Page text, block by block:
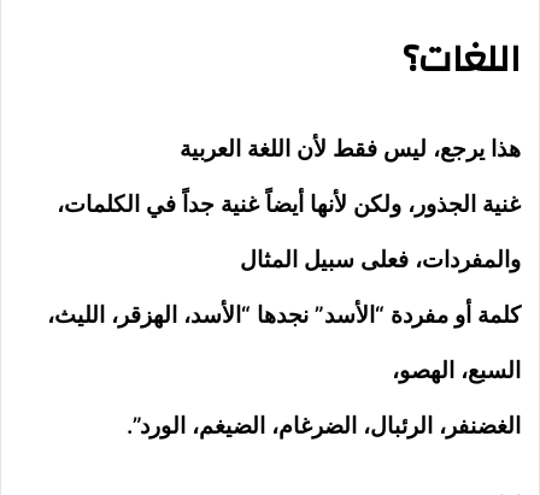
اللغات؟
هذا يرجع، ليس فقط لأن اللغة العربية
غنية الجذور، ولكن لأنها أيضاً غنية جداً في الكلمات،
والمفردات، فعلى سبيل المثال
كلمة أو مفردة “الأسد” نجدها “الأسد، الهزقر، الليث،
السبع، الهصو،
الغضنفر، الرئبال، الضرغام، الضيغم، الورد”.